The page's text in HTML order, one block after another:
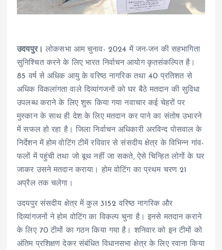
उदयपुर।लोकसभा आम चुनाव- 2024 में जन-जन की सहभागिता
सुनिश्चित करने के लिए भारत निर्वाचन आयोग कृतसंकल्पित है।
85 वर्ष से अधिक आयु के वरिष्ठ नागरिक तथा 40 प्रतिशत से
अधिक विकलांगता वाले दिव्यांगजनों को घर बैठे मतदान की सुविधा
उपलब्ध कराने के लिए शुरू किया गया नवाचार कई चेहरों पर
मुस्कान के साथ ही देश के लिए मतदान कर पाने का संतोष उभारने
में सफल हो रहा है। जिला निर्वाचन अधिकारी अरविन्द पोसवाल के
निर्देशन में होम वोटिंग टीमें रविवार से संसदीय क्षेत्र के विभिन्न गांव-
फलों में पहुंची तथा जो बूथ नहीं जा सकते, ऐसे चिन्हित लोगों के घर
जाकर उसने मतदान कराया। होम वोटिंग का प्रथम चरण 21
अप्रैल तक चलेगा।
उदयपुर संसदीय क्षेत्र में कुल 3152 वरिष्ठ नागरिक और
दिव्यांगजनों ने होम वोटिंग का विकल्प चुना है। इनसे मतदान कराने
के लिए 70 टीमों का गठन किया गया है। शनिवार को इन टीमों को
अंतिम प्रशिक्षण देकर संबंधित विधानसभा क्षेत्र के लिए रवाना किया